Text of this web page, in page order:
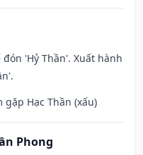
'Hỷ Thần'. Xuất hành
Hạc Thần (xấu)
Phong